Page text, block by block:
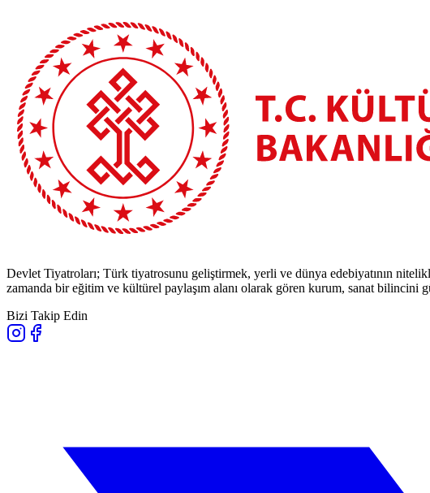
Devlet Tiyatroları; Türk tiyatrosunu geliştirmek, yerli ve dünya edebiyatının
zamanda bir eğitim ve kültürel paylaşım alanı olarak gören kurum, sanat bilincini
Bizi Takip Edin